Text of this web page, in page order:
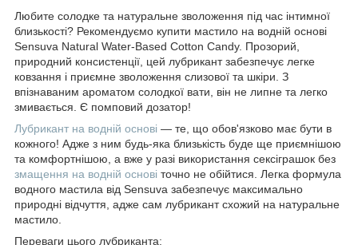
Любите солодке та натуральне зволоження під час інтимної
близькості? Рекомендуємо купити мастило на водній основі
Sensuva Natural Water-Based Cotton Candy. Прозорий,
природний консистенції, цей лубрикант забезпечує легке
ковзання і приємне зволоження слизової та шкіри. З
впізнаваним ароматом солодкої вати, він не липне та легко
змивається. Є помповий дозатор!
Лубрикант на водній основі — те, що обов'язково має бути в
кожного! Адже з ним будь-яка близькість буде ще приємнішою
та комфортнішою, а вже у разі використання сексіграшок без
змащення на водній основі точно не обійтися. Легка формула
водного мастила від Sensuva забезпечує максимально
природні відчуття, адже сам лубрикант схожий на натуральне
мастило.
Переваги цього лубриканта: